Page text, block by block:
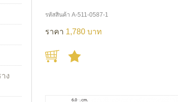
ง
รหัสสินค้า A-511-0587-1
ราคา 1,780 บาท